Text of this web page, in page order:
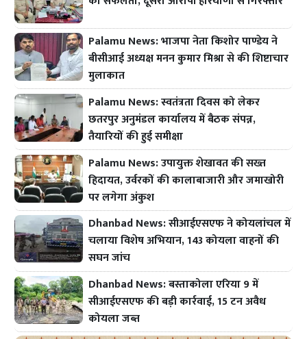
Palamu News: भाजपा नेता किशोर पाण्डेय ने
बीसीआई अध्यक्ष मनन कुमार मिश्रा से की शिष्टाचार
मुलाकात
Palamu News: स्वतंत्रता दिवस को लेकर
छतरपुर अनुमंडल कार्यालय में बैठक संपन्न,
तैयारियों की हुई समीक्षा
Palamu News: उपायुक्त शेखावत की सख्त
हिदायत, उर्वरकों की कालाबाजारी और जमाखोरी
पर लगेगा अंकुश
Dhanbad News: सीआईएसएफ ने कोयलांचल में
चलाया विशेष अभियान, 143 कोयला वाहनों की
सघन जांच
Dhanbad News: बस्ताकोला एरिया 9 में
सीआईएसएफ की बड़ी कार्रवाई, 15 टन अवैध
कोयला जब्त